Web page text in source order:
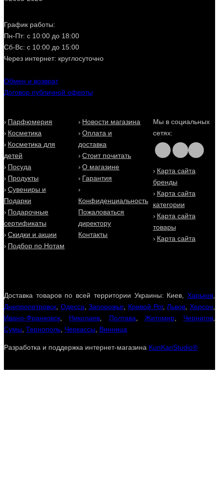
График работы:
Пн-Пт: с 10:00 до 18:00
Сб-Вс: с 10:00 до 15:00
Через интернет: круглосуточно
Обмен и возврат
Договор публичной оферты
Парфюмерия
Косметика
Косметика для
детей
Посуда
Продукты
Сувениры и
Подарки
Подарочные
сертификаты
Скидки и акции
Подбор по Нотам
Новости магазина
Оплата и
доставка
Стоит почитать
О магазине
Гарантия
Конфиденциальность
Пожаловаться
директору
Контакты
Мы в социальных
сетях:
Карта сайта
бренды
Карта сайта
категории
Карта сайта
товары
Карта сайта
Доставка товаров по всей территории Украины: Киев, Харьков
Днепропетровск Одесса ,Запорожье Кривой Рог,Львов ,Херсон
Ивано-Франковск
Николаев Полтава Житомир, Чернигов
Сумы Тернополь Черкассы Винница
Разработка и поддержка интернет-магазина KunKanStudio®